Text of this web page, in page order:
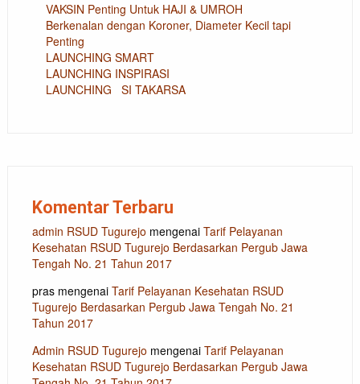
VAKSIN Penting Untuk HAJI & UMROH
Berkenalan dengan Koroner, Diameter Kecil tapi
Penting
LAUNCHING SMART
LAUNCHING INSPIRASI
LAUNCHING SI TAKARSA
Komentar Terbaru
admin RSUD Tugurejo mengenai Tarif Pelayanan
Kesehatan RSUD Tugurejo Berdasarkan Pergub Jawa
Tengah No. 21 Tahun 2017
prasmengenai Tarif Pelayanan Kesehatan RSUD
Tugurejo Berdasarkan Pergub Jawa Tengah No. 21
Tahun 2017
Admin RSUD Tugurejo mengenai Tarif Pelayanan
Kesehatan RSUD Tugurejo Berdasarkan Pergub Jawa